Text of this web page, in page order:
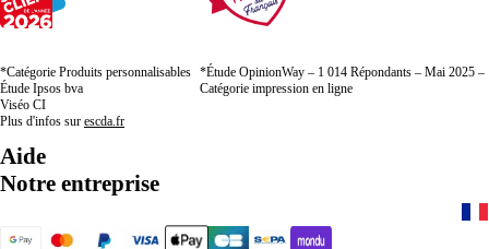
*Catégorie Produits personnalisables
Étude Ipsos bva
Viséo CI
Plus d'infos sur escda.fr
*Étude OpinionWay – 1 014 Répondants – Mai 2025 –
Catégorie impression en ligne
Aide
Notre entreprise